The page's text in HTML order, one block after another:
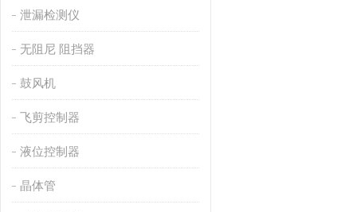
泄漏检测仪
无阻尼 阻挡器
鼓风机
飞剪控制器
液位控制器
晶体管